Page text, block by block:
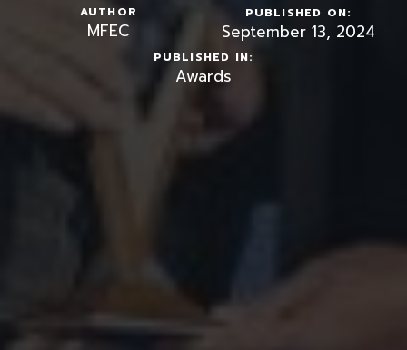
AUTHOR
MFEC
PUBLISHED ON:
September 13, 2024
PUBLISHED IN:
Awards